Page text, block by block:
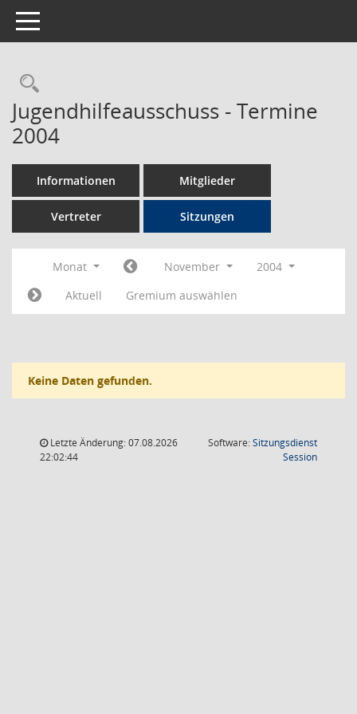
Toggle navigation
Rechercheauswahl
Jugendhilfeausschuss - Termine
2004
Informationen Mitglieder
Vertreter Sitzungen
Monat November
2004
Aktuell
Gremium auswählen
Keine Daten gefunden.
Letzte Änderung: 07.08.2026
22:02:44
Software:Sitzungsdienst
Session(Wird in